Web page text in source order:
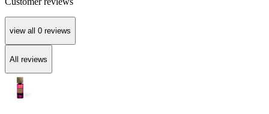
view all 0 reviews
All reviews